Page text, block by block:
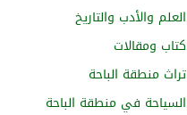
العلم والأدب والتاريخ
كتاب ومقالات
تراث منطقة الباحة
السياحة في منطقة الباحة